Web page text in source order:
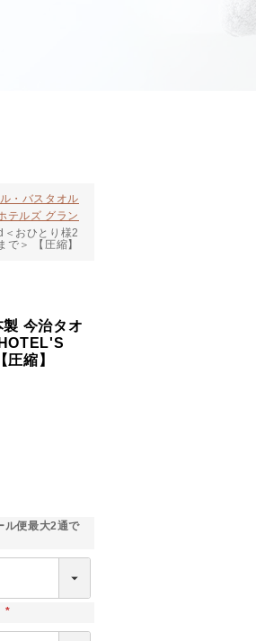
・バスタオル
テルズ グラン
おひとり様2
で＞ 【圧縮】
製 今治タオ
縮】
ル便最大2通で
必